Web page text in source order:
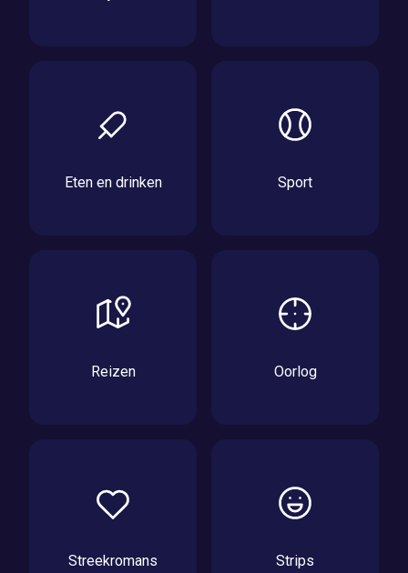
Eten en drinken Sport
Reizen Oorlog
Streekromans Strips